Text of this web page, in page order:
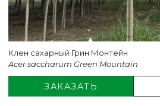
Клен сахарный Грин Монтейн
Acer saccharum Green Mountain
ЗАКАЗАТЬ